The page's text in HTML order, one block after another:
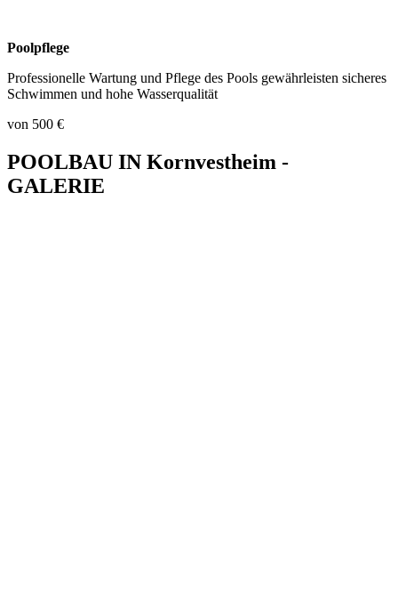
Poolpflege
Professionelle Wartung und Pflege des Pools gewährleisten sicheres
Schwimmen und hohe Wasserqualität
von 500 €
POOLBAU IN Kornvestheim -
GALERIE